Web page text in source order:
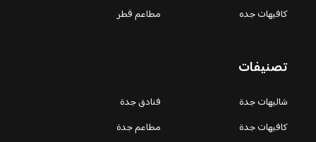
كافيهات جده
مطاعم قطر
تصنيفات
شاليهات جدة
فنادق جدة
كافيهات جدة
مطاعم جدة